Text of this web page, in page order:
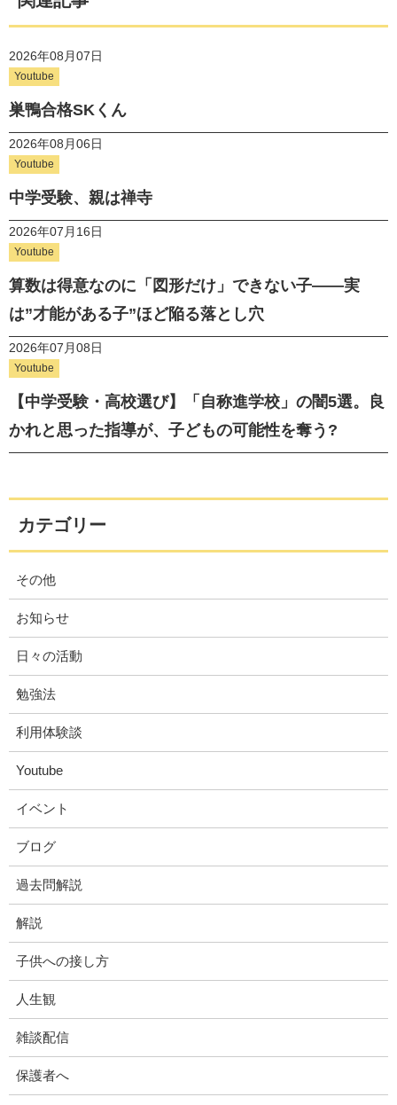
2026年08月07日
Youtube
巣鴨合格SKくん
2026年08月06日
Youtube
中学受験、親は禅寺
2026年07月16日
Youtube
算数は得意なのに「図形だけ」できない子——実
は”才能がある子”ほど陥る落とし穴
2026年07月08日
Youtube
【中学受験・高校選び】「自称進学校」の闇5選。良
かれと思った指導が、子どもの可能性を奪う?
カテゴリー
その他
お知らせ
日々の活動
勉強法
利用体験談
Youtube
イベント
ブログ
過去問解説
解説
子供への接し方
人生観
雑談配信
保護者へ